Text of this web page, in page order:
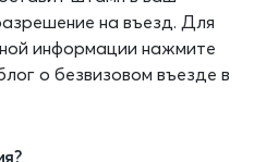
на въезд. Для
информации нажмите
о безвизовом въезде в